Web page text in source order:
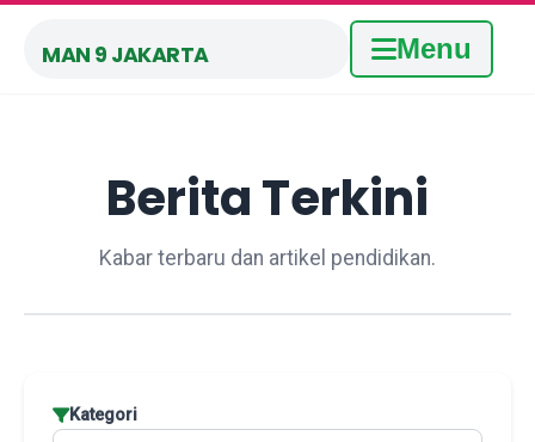
MAN 9 JAKARTA Menu
Berita Terkini
Kabar terbaru dan artikel pendidikan.
Kategori